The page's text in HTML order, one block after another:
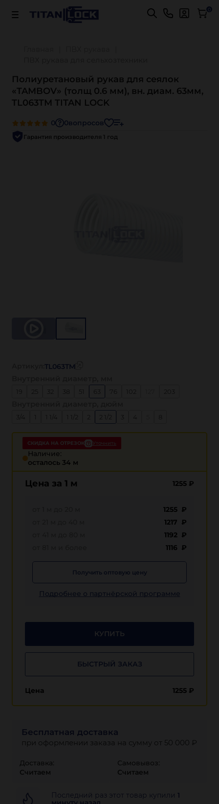
Важно! Для оплаты заказов Подробнее 0
Полиуретановый рукав для сеялок
«TAMBOV» (толщ 0.6 мм), вн. диам. 63мм,
TL063TM TITAN LOCK
0 0вопросов
Гарантия производителя 1 год
СКИДКА НА ОТРЕЗОК Уточнить
Наличие:
осталось 34 м
Цена за 1 м 1255 ₽
1255 ₽
1217 ₽
1192 ₽
1116 ₽
Получить оптовую цену
Подробнее о партнёрской программе
КУПИТЬ
БЫСТРЫЙ ЗАКАЗ
Цена 1255 ₽
Бесплатная доставка
при оформлении заказа на сумму от 50 000 ₽
Доставка:
Считаем
Самовывоз:
Считаем
Последний раз этот товар купили 1
TL063TM
32 38 63 76 203
3/4 3 8